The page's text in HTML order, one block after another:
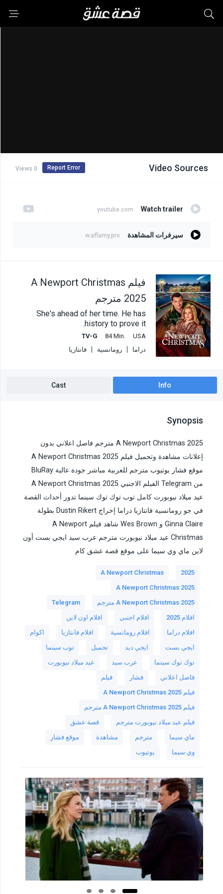
Video Sources
0 Views Report Error
Watch trailer
youtube.com
سيرفرات المشاهدة w.aflamy.pro
فيلم A Newport Christmas
2025 مترجم
She's ahead of her time. He has
history to prove it.
USA
84 Min.
TV-G
دراما
رومانسية فانتازيا
Info
Cast
Synopsis
A Newport Christmas 2025 مترجم فاصل اعلاني بدون
إعلانات مشاهدة وتحميل فيلم A Newport Christmas 2025
موقع فشار يوتيوب مترجم للعربية مباشر جودة عالية BluRay
من Telegram الفيلم الاجنبي A Newport Christmas 2025
عيد ميلاد نيوبورت كامل توب توك توك سينما تدور أحداث القصة
في جو رومانسية فانتازيا دراما إخراج Dustin Rikert بطولة
Ginna Claire و Wes Brown شاهد فيلم A Newport
Christmas عيد ميلاد نيوبورت مترجم عرب سيد ايجي بست أون
لاين ماي وي سيما على موقع قصة عشق كام
2025
A Newport Christmas
A Newport Christmas 2025
A Newport Christmas 2025 مترجم
Telegram
افلام 2025
افلام اجنبي
افلام اون لاين
افلام دراما
افلام رومانسية افلام فانتازيا
اكوام
ايجي بست
ايجي ديد تحميل
توب سينما
توك توك سينما
عرب سيد
عيد ميلاد نيوبورت
فاصل اعلاني
فشار
فيلم
فيلم A Newport Christmas 2025
فيلم A Newport Christmas 2025 مترجم
فيلم عيد ميلاد نيوبورت مترجم
قصة عشق
ماي سيما
مترجم مشاهدة
موقع فشار
وي سيما
يوتيوب